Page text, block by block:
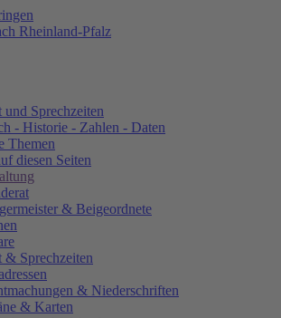
und Sprechzeiten
- Historie - Zahlen - Daten
Themen
diesen Seiten
& Beigeordnete
& Sprechzeiten
& Niederschriften
& Karten